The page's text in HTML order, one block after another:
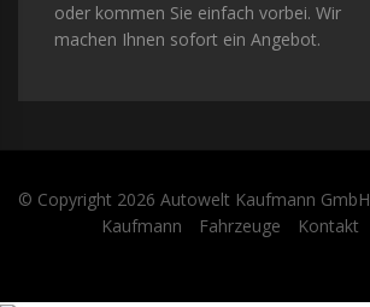
oder kommen Sie einfach vorbei. Wir
machen Ihnen sofort ein Angebot.
© Copyright 2026 Autowelt Kaufmann GmbH
Kaufmann
Fahrzeuge Kontakt